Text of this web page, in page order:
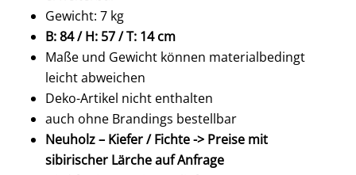
Gewicht: 7 kg
B: 84 / H: 57 / T: 14 cm
Maße und Gewicht können materialbedingt
leicht abweichen
Deko-Artikel nicht enthalten
auch ohne Brandings bestellbar
Neuholz – Kiefer / Fichte -> Preise mit
sibirischer Lärche auf Anfrage